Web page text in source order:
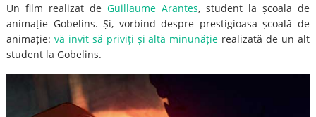
Un film realizat deGuillaume Arantes, student la școala de
animație Gobelins. Și, vorbind despre prestigioasa școală de
animație:vă invit să priviți și altă minunăție realizată de un alt
student la Gobelins.